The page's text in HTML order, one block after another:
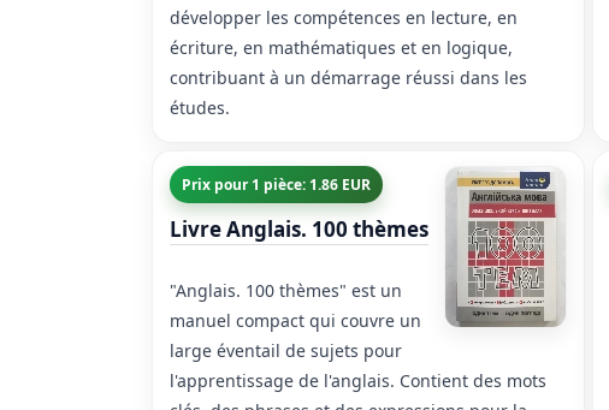
développer les compétences en lecture, en
écriture, en mathématiques et en logique,
contribuant à un démarrage réussi dans les
études.
Prix pour 1 pièce: 1.86 EUR
Livre Anglais. 100 thèmes
"Anglais. 100 thèmes" est un
manuel compact qui couvre un
large éventail de sujets pour
l'apprentissage de l'anglais. Contient des mots